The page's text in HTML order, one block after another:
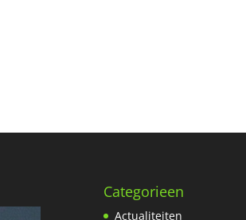
Categorieen
Actualiteiten